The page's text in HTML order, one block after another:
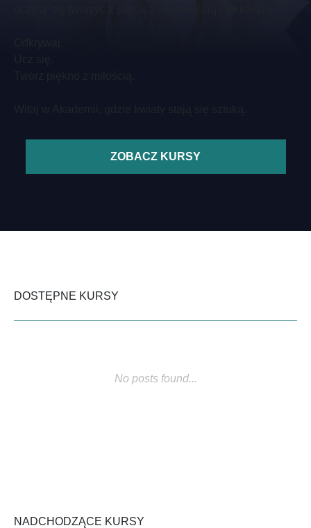
ZOBACZ KURSY
DOSTĘPNE KURSY
No posts found...
NADCHODZĄCE KURSY